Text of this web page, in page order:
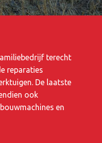
terecht
reparaties
De laatste
ook
en